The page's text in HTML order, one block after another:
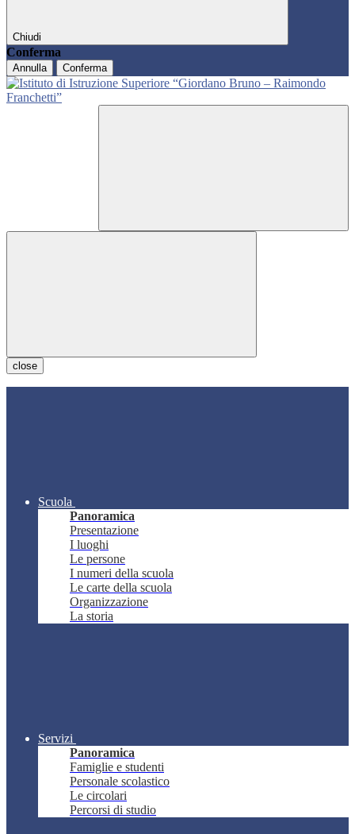
Chiudi
Conferma
Annulla Conferma
close
Scuola
Panoramica
Presentazione
I luoghi
Le persone
I numeri della scuola
Le carte della scuola
Organizzazione
La storia
Servizi
Panoramica
Famiglie e studenti
Personale scolastico
Le circolari
Percorsi di studio